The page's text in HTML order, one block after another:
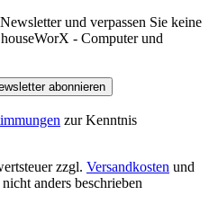
und verpassen Sie keine
- Computer und
abonnieren
zur Kenntnis
zzgl. Versandkosten und
anders beschrieben